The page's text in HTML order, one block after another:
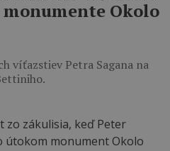
monumente Okolo
víťazstiev Petra Sagana na